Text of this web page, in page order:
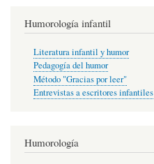
Humorología infantil
Literatura infantil y humor
Pedagogía del humor
Método "Gracias por leer"
Entrevistas a escritores infantiles
Humorología